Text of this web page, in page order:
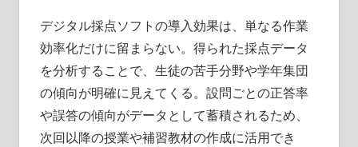
デジタル採点ソフトの導入効果は、単なる作業
効率化だけに留まらない。得られた採点データ
を分析することで、生徒の苦手分野や学年集団
の傾向が明確に見えてくる。設問ごとの正答率
や誤答の傾向がデータとして蓄積されるため、
次回以降の授業や補習教材の作成に活用でき